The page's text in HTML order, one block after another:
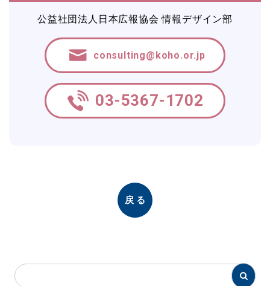
公益社団法人日本広報協会 情報デザイン部
consulting@koho.or.jp
03-5367-1702
戻る